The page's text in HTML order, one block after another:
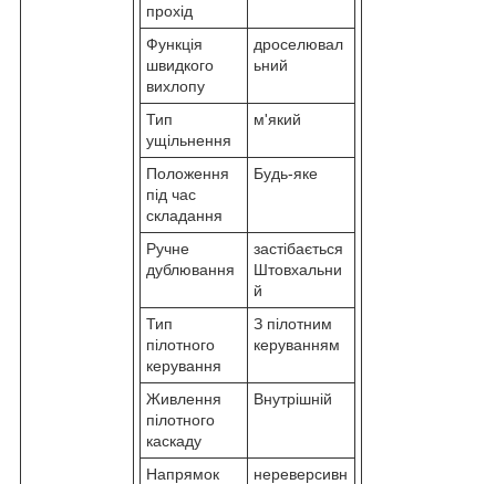
прохід
Функція
швидкого
вихлопу
дроселювал
ьний
Тип
ущільнення
м'який
Положення
під час
складання
Будь-яке
Ручне
дублювання
застібається
Штовхальни
й
Тип
пілотного
керування
З пілотним
керуванням
Живлення
пілотного
каскаду
Внутрішній
Напрямок
нереверсивн